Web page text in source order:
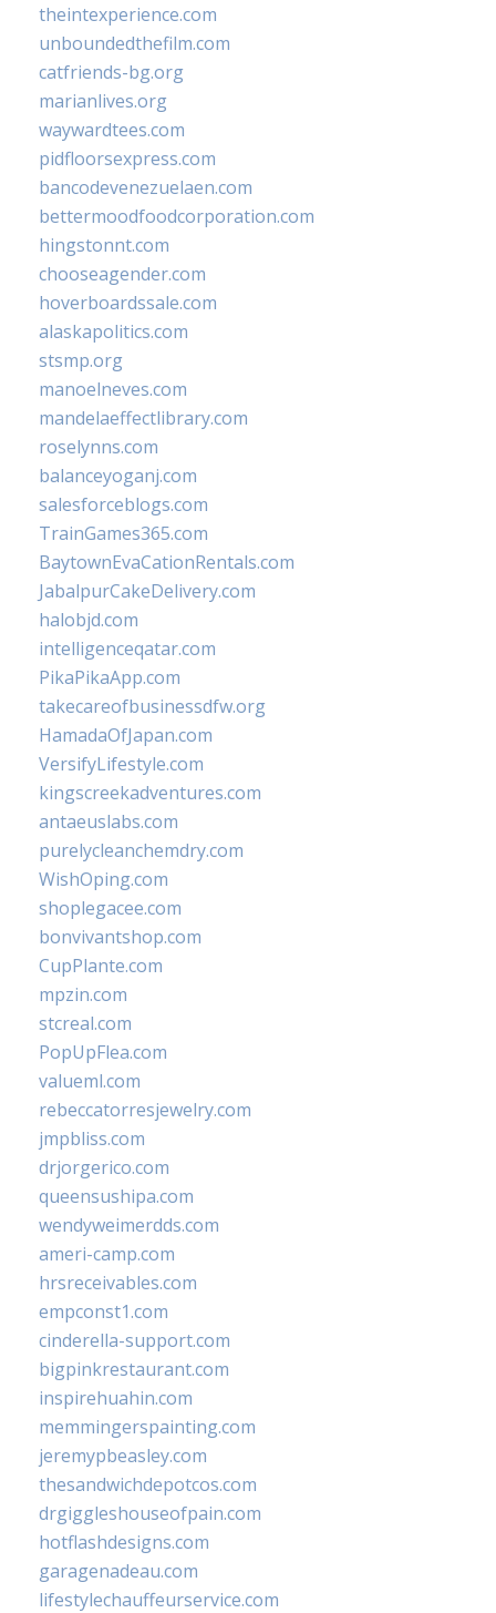
theintexperience.com
unboundedthefilm.com
catfriends-bg.org
marianlives.org
waywardtees.com
pidfloorsexpress.com
bancodevenezuelaen.com
bettermoodfoodcorporation.com
hingstonnt.com
chooseagender.com
hoverboardssale.com
alaskapolitics.com
stsmp.org
manoelneves.com
mandelaeffectlibrary.com
roselynns.com
balanceyoganj.com
salesforceblogs.com
TrainGames365.com
BaytownEvaCationRentals.com
JabalpurCakeDelivery.com
halobjd.com
intelligenceqatar.com
PikaPikaApp.com
takecareofbusinessdfw.org
HamadaOfJapan.com
VersifyLifestyle.com
kingscreekadventures.com
antaeuslabs.com
purelycleanchemdry.com
WishOping.com
shoplegacee.com
bonvivantshop.com
CupPlante.com
mpzin.com
stcreal.com
PopUpFlea.com
valueml.com
rebeccatorresjewelry.com
jmpbliss.com
drjorgerico.com
queensushipa.com
wendyweimerdds.com
ameri-camp.com
hrsreceivables.com
empconst1.com
cinderella-support.com
bigpinkrestaurant.com
inspirehuahin.com
memmingerspainting.com
jeremypbeasley.com
thesandwichdepotcos.com
drgiggleshouseofpain.com
hotflashdesigns.com
garagenadeau.com
lifestylechauffeurservice.com